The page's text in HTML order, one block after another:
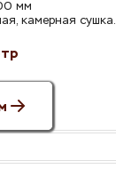
мм
камерная сушка.